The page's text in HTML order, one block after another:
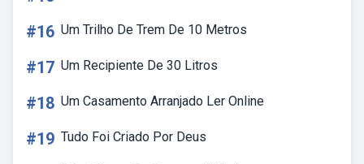
#16 Um Trilho De Trem De 10 Metros
#17 Um Recipiente De 30 Litros
#18 Um Casamento Arranjado Ler Online
#19 Tudo Foi Criado Por Deus